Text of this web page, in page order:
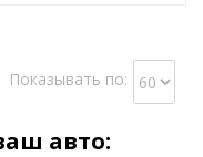
Показывать по:
авто: